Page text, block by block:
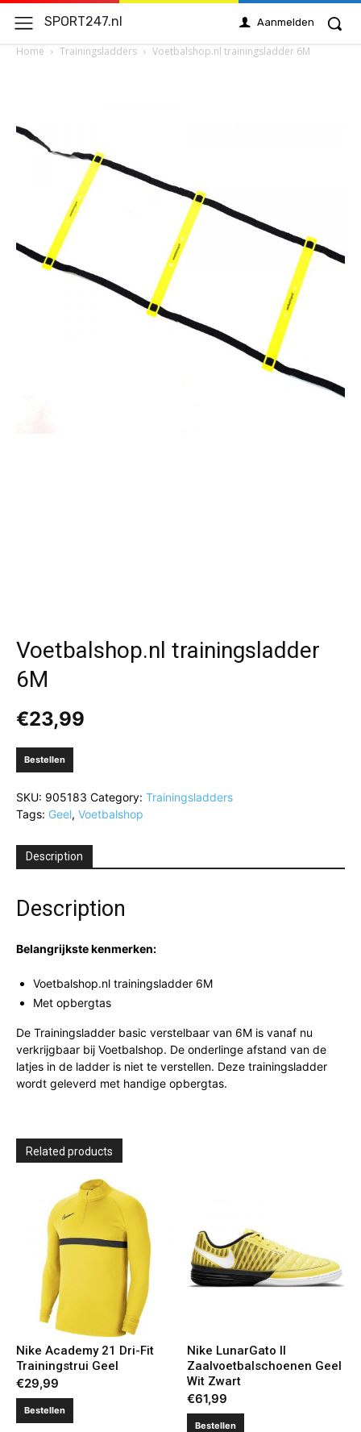
SPORT247.nl Aanmelden
Home Trainingsladders Voetbalshop.nl trainingsladder 6M
Voetbalshop.nl trainingsladder
6M
€23,99
Bestellen
SKU: 905183 Category: Trainingsladders
Tags: Geel, Voetbalshop
Description
Description
Belangrijkste kenmerken:
Voetbalshop.nl trainingsladder 6M
Met opbergtas
De Trainingsladder basic verstelbaar van 6M is vanaf nu
verkrijgbaar bij Voetbalshop. De onderlinge afstand van de
latjes in de ladder is niet te verstellen. Deze trainingsladder
wordt geleverd met handige opbergtas.
Related products
Nike Academy 21 Dri-Fit
Trainingstrui Geel
€29,99
Bestellen
Nike LunarGato II
Zaalvoetbalschoenen Geel
Wit Zwart
€61,99
Bestellen